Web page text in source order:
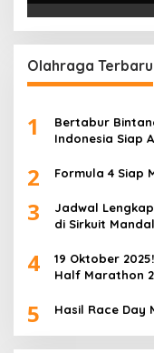
Olahraga Terbaru
1
Bertabur
Indonesia Siap
2 Formula 4 Siap
3
Jadwal
di Sirkuit
4
19 Oktober
Half Marathon
5 Hasil Race Day